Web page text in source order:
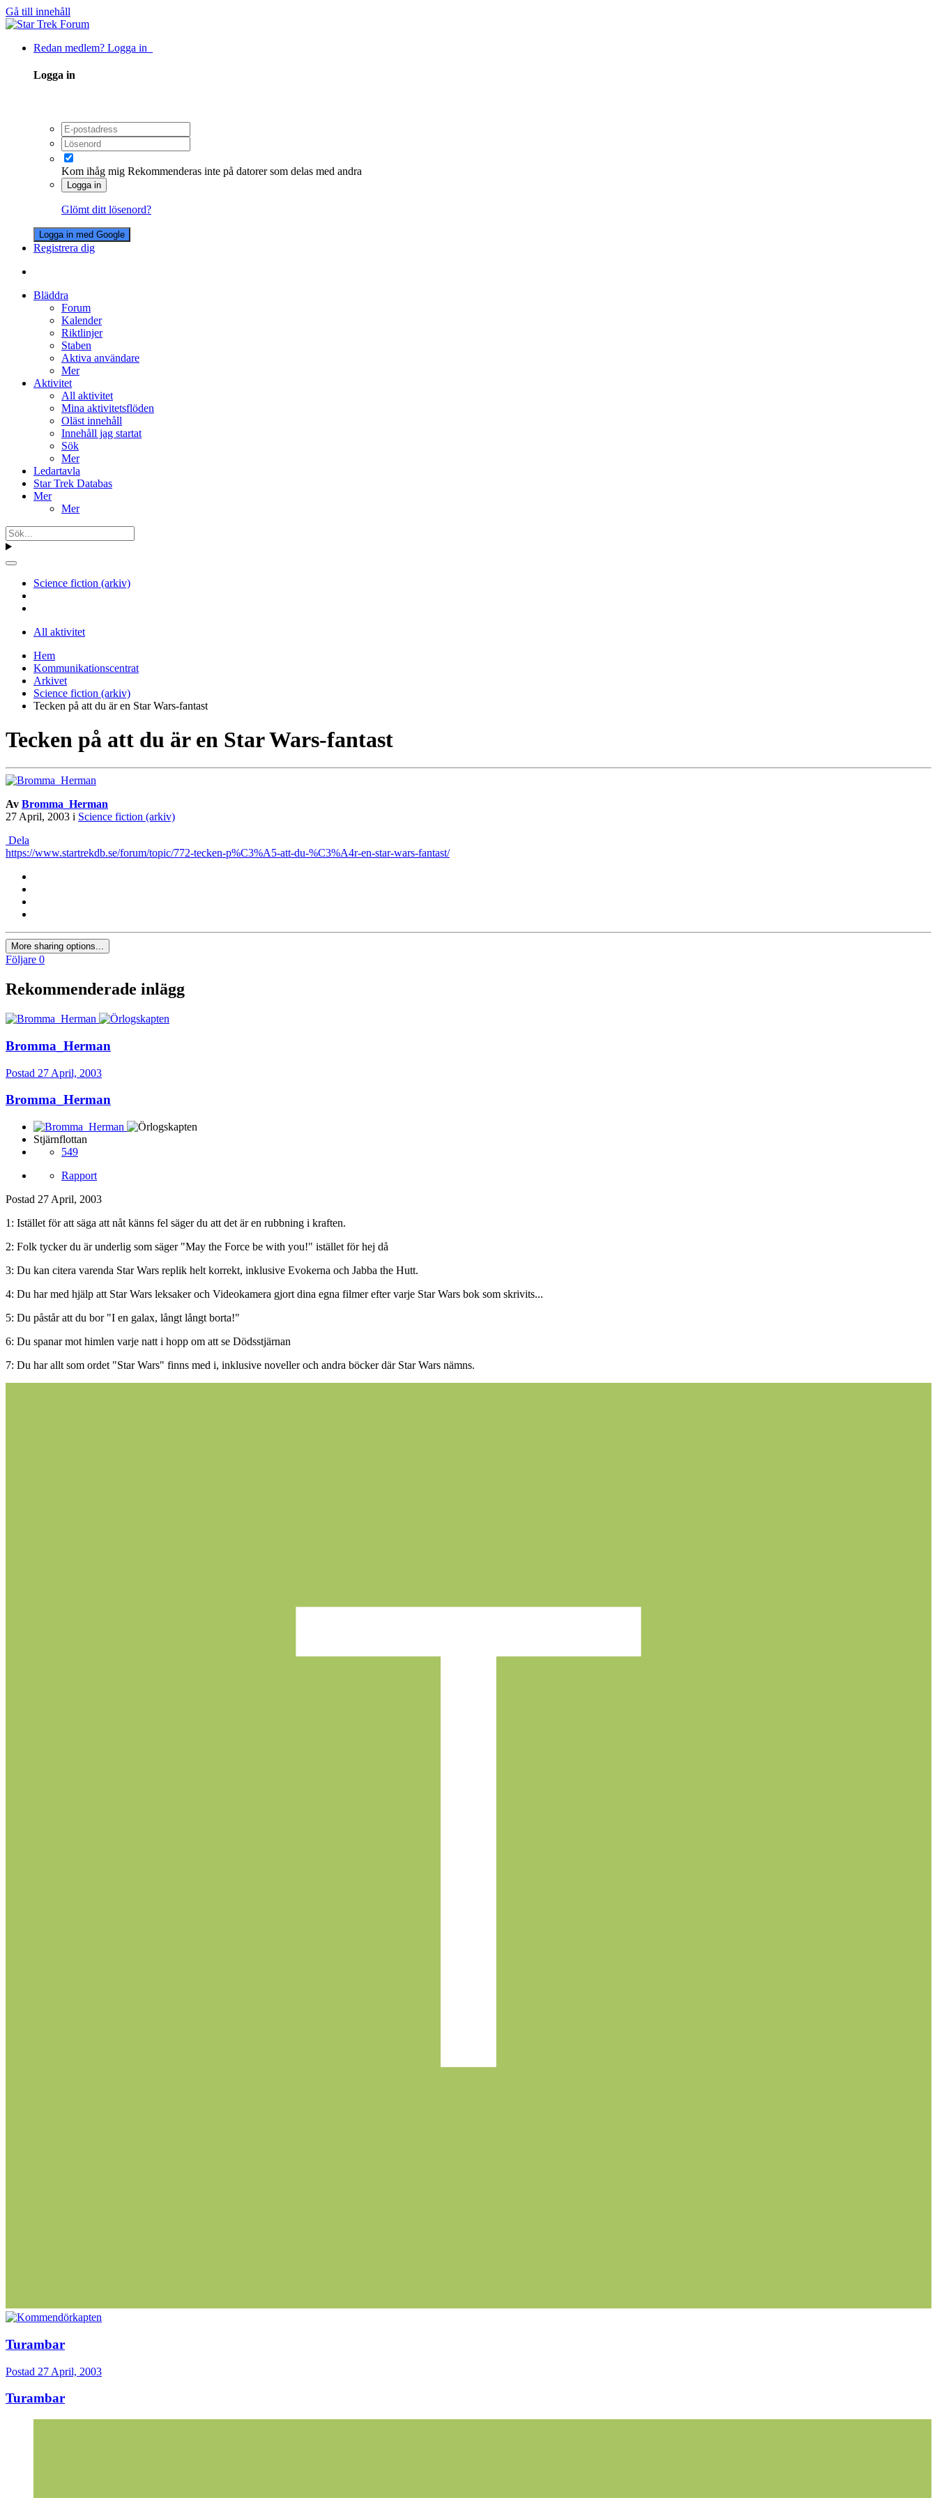
Gå till innehåll
Redan medlem? Logga in
Logga in
Kom ihåg mig Rekommenderas inte på datorer som delas med andra
Logga in
Glömt ditt lösenord?
Logga in med Google
Registrera dig
Bläddra
Forum
Kalender
Riktlinjer
Staben
Aktiva användare
Mer
Aktivitet
All aktivitet
Mina aktivitetsflöden
Oläst innehåll
Innehåll jag startat
Sök
Mer
Ledartavla
Star Trek Databas
Mer
Mer
Science fiction (arkiv)
All aktivitet
Hem
Kommunikationscentrat
Arkivet
Science fiction (arkiv)
Tecken på att du är en Star Wars-fantast
Tecken på att du är en Star Wars-fantast
Av Bromma_Herman
27 April, 2003 i Science fiction (arkiv)
Dela
https://www.startrekdb.se/forum/topic/772-tecken-p%C3%A5-att-du-%C3%A4r-en-star-wars-fantast/
More sharing options...
Följare 0
Rekommenderade inlägg
Bromma_Herman
Postad 27 April, 2003
Bromma_Herman
Stjärnflottan
549
Rapport
Postad 27 April, 2003
1: Istället för att säga att nåt känns fel säger du att det är en rubbning i kraften.
2: Folk tycker du är underlig som säger "May the Force be with you!" istället för hej då
3: Du kan citera varenda Star Wars replik helt korrekt, inklusive Evokerna och Jabba the Hutt.
4: Du har med hjälp att Star Wars leksaker och Videokamera gjort dina egna filmer efter varje Star Wars bok som skrivits...
5: Du påstår att du bor "I en galax, långt långt borta!"
6: Du spanar mot himlen varje natt i hopp om att se Dödsstjärnan
7: Du har allt som ordet "Star Wars" finns med i, inklusive noveller och andra böcker där Star Wars nämns.
Turambar
Postad 27 April, 2003
Turambar